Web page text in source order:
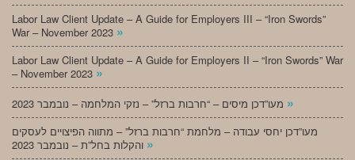
Labor Law Client Update – A Guide for Employers III – “Iron Swords”
War – November 2023 »
Labor Law Client Update – A Guide for Employers II – “Iron Swords” War
– November 2023 »
»
מעו”דכן יחסי עבודה – מלחמת “חרבות ברזל” – מתווה הפיצויים לעסקים
»